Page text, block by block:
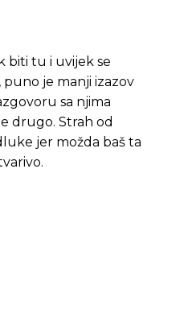
biti tu i uvijek se
puno je manji izazov
sa njima
drugo. Strah od
jer možda baš ta